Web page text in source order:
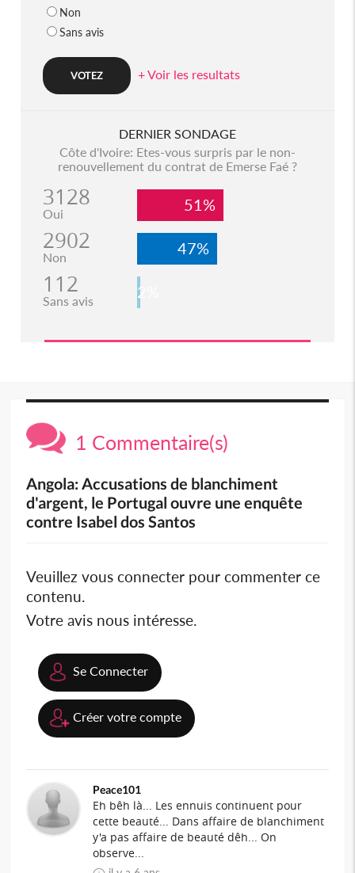
Non
Sans avis
+ Voir les resultats
DERNIER SONDAGE
Côte d'Ivoire: Etes-vous surpris par le non-
renouvellement du contrat de Emerse Faé ?
3128
Oui 51%
2902
Non 47%
112
Sans avis 2%
1 Commentaire(s)
Angola: Accusations de blanchiment
d'argent, le Portugal ouvre une enquête
contre Isabel dos Santos
Veuillez vous connecter pour commenter ce
contenu.
Votre avis nous intéresse.
Se Connecter
Créer votre compte
Peace101
Eh bêh là... Les ennuis continuent pour
cette beauté... Dans affaire de blanchiment
y'a pas affaire de beauté dêh... On
observe...